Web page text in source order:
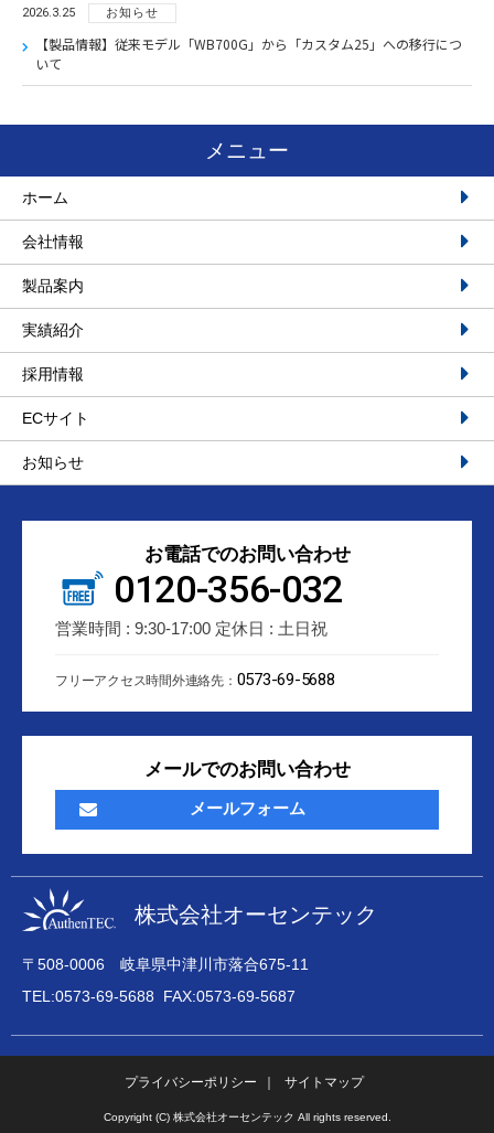
2026.3.25 お知らせ
【製品情報】従来モデル「WB700G」から「カスタム25」への移行につ
いて
メニュー
ホーム
会社情報
製品案内
実績紹介
採用情報
ECサイト
お知らせ
お電話でのお問い合わせ
0120-356-032
営業時間 : 9:30-17:00 定休日 : 土日祝
フリーアクセス時間外連絡先： 0573-69-5688
メールでのお問い合わせ
メールフォーム
株式会社オーセンテック
〒508-0006 岐阜県中津川市落合675-11
TEL:0573-69-5688 FAX:0573-69-5687
プライバシーポリシー ｜ サイトマップ
Copyright (C) 株式会社オーセンテック All rights reserved.